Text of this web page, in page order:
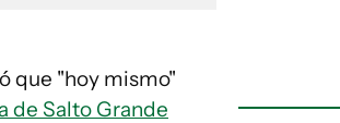
que "hoy mismo"
de Salto Grande